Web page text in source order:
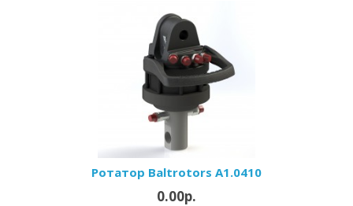
Ротатор Baltrotors A1.0410
0.00р.